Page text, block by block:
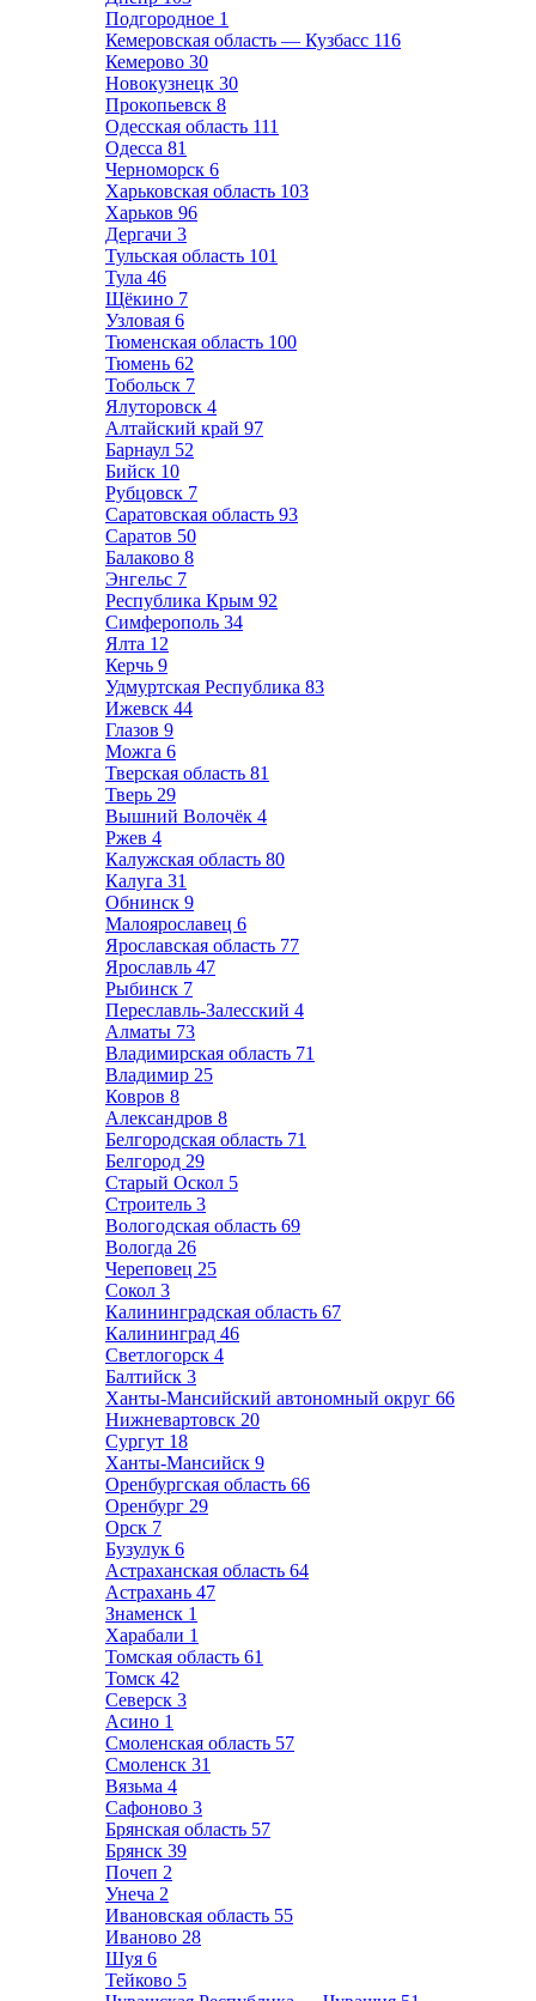
Подгородное 1
Кемеровская область — Кузбасс 116
Кемерово 30
Новокузнецк 30
Прокопьевск 8
Одесская область 111
Одесса 81
Черноморск 6
Харьковская область 103
Харьков 96
Дергачи 3
Тульская область 101
Тула 46
Щёкино 7
Узловая 6
Тюменская область 100
Тюмень 62
Тобольск 7
Ялуторовск 4
Алтайский край 97
Барнаул 52
Бийск 10
Рубцовск 7
Саратовская область 93
Саратов 50
Балаково 8
Энгельс 7
Республика Крым 92
Симферополь 34
Ялта 12
Керчь 9
Удмуртская Республика 83
Ижевск 44
Глазов 9
Можга 6
Тверская область 81
Тверь 29
Вышний Волочёк 4
Ржев 4
Калужская область 80
Калуга 31
Обнинск 9
Малоярославец 6
Ярославская область 77
Ярославль 47
Рыбинск 7
Переславль-Залесский 4
Алматы 73
Владимирская область 71
Владимир 25
Ковров 8
Александров 8
Белгородская область 71
Белгород 29
Старый Оскол 5
Строитель 3
Вологодская область 69
Вологда 26
Череповец 25
Сокол 3
Калининградская область 67
Калининград 46
Светлогорск 4
Балтийск 3
Ханты-Мансийский автономный округ 66
Нижневартовск 20
Сургут 18
Ханты-Мансийск 9
Оренбургская область 66
Оренбург 29
Орск 7
Бузулук 6
Астраханская область 64
Астрахань 47
Знаменск 1
Харабали 1
Томская область 61
Томск 42
Северск 3
Асино 1
Смоленская область 57
Смоленск 31
Вязьма 4
Сафоново 3
Брянская область 57
Брянск 39
Почеп 2
Унеча 2
Ивановская область 55
Иваново 28
Шуя 6
Тейково 5